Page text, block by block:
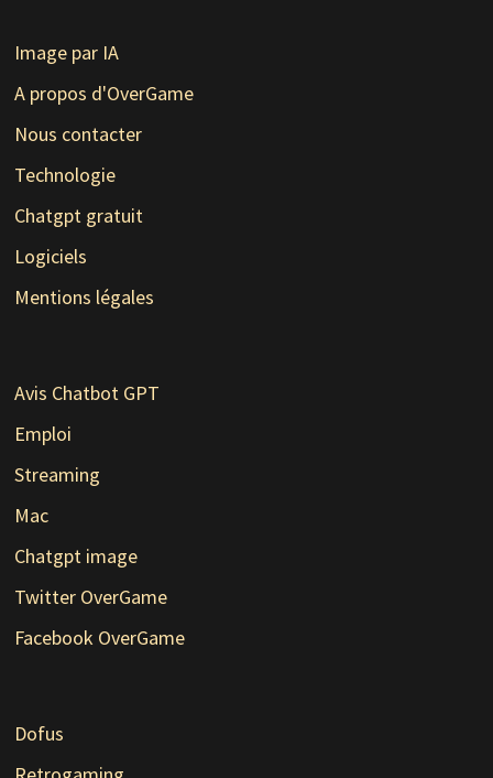
Image par IA
A propos d'OverGame
Nous contacter
Technologie
Chatgpt gratuit
Logiciels
Mentions légales
Avis Chatbot GPT
Emploi
Streaming
Mac
Chatgpt image
Twitter OverGame
Facebook OverGame
Dofus